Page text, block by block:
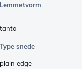
Lemmetvorm
tanto
Type snede
plain edge